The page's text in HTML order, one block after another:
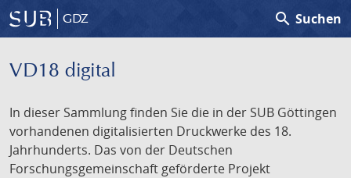
GDZ search Suchen
VD18 digital
In dieser Sammlung finden Sie die in der SUB Göttingen
vorhandenen digitalisierten Druckwerke des 18.
Jahrhunderts. Das von der Deutschen
Forschungsgemeinschaft geförderte Projekt